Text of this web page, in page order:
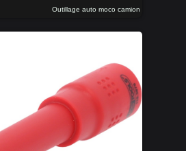
Outillage auto moco camion